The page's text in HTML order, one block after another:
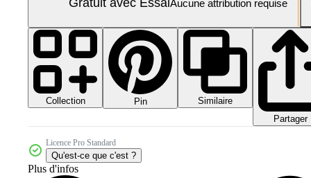
Aucune attribution requise
Collection Pin
Similaire
Partager
Licence Pro Standard
Qu'est-ce que c'est ?
Plus d'infos